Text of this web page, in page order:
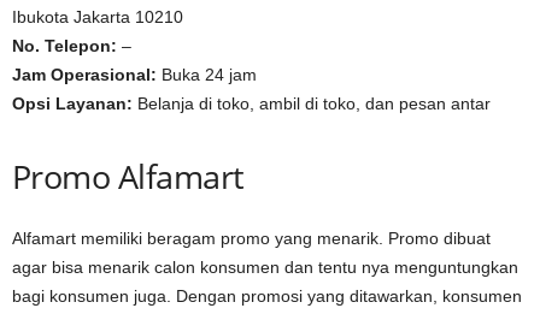
Ibukota Jakarta 10210
No. Telepon: –
Jam Operasional: Buka 24 jam
Opsi Layanan: Belanja di toko, ambil di toko, dan pesan antar
Promo Alfamart
Alfamart memiliki beragam promo yang menarik. Promo dibuat
agar bisa menarik calon konsumen dan tentu nya menguntungkan
bagi konsumen juga. Dengan promosi yang ditawarkan, konsumen